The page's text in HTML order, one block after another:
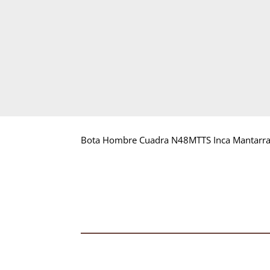
Bota Hombre Cuadra N48MTTS Inca